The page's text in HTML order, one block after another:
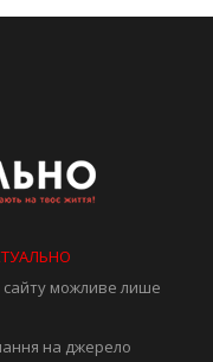
сайту можливе лише
на джерело